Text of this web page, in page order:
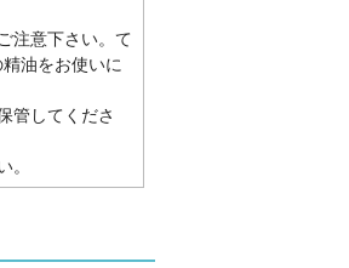
注意下さい。て
油をお使いに
管してくださ
。